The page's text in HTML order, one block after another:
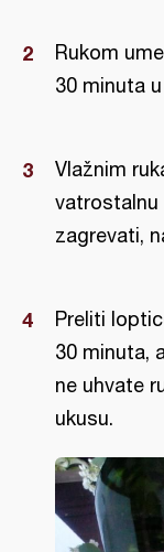
Rukom
30 minuta
Vlažnim
vatrostalnu
zagrevati,
Preliti
30 minuta,
ne uhvate
ukusu.